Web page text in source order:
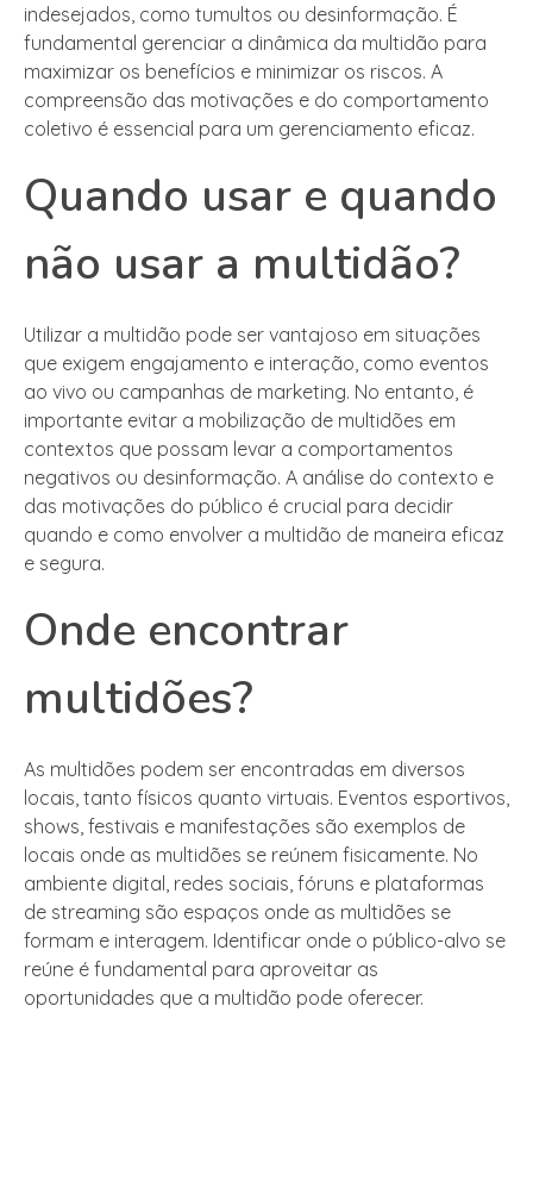
indesejados, como tumultos ou desinformação. É
fundamental gerenciar a dinâmica da multidão para
maximizar os benefícios e minimizar os riscos. A
compreensão das motivações e do comportamento
coletivo é essencial para um gerenciamento eficaz.
Quando usar e quando
não usar a multidão?
Utilizar a multidão pode ser vantajoso em situações
que exigem engajamento e interação, como eventos
ao vivo ou campanhas de marketing. No entanto, é
importante evitar a mobilização de multidões em
contextos que possam levar a comportamentos
negativos ou desinformação. A análise do contexto e
das motivações do público é crucial para decidir
quando e como envolver a multidão de maneira eficaz
e segura.
Onde encontrar
multidões?
As multidões podem ser encontradas em diversos
locais, tanto físicos quanto virtuais. Eventos esportivos,
shows, festivais e manifestações são exemplos de
locais onde as multidões se reúnem fisicamente. No
ambiente digital, redes sociais, fóruns e plataformas
de streaming são espaços onde as multidões se
formam e interagem. Identificar onde o público-alvo se
reúne é fundamental para aproveitar as
oportunidades que a multidão pode oferecer.